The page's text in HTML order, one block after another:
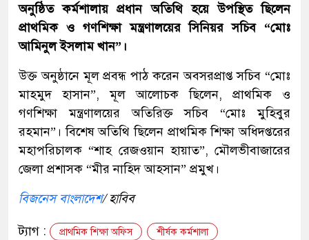
অনুষ্ঠিত কর্মশালায় প্রধান অতিথি হয়ে উপস্থিত ছিলেন
প্রাথমিক ও গণশিক্ষা মন্ত্রণালয়ের সিনিয়র সচিব “মোঃ
আমিনুল ইসলাম খান”।
উক্ত অনুষ্ঠানে মূল প্রবন্ধ পাঠ করেন অবসরপ্রাপ্ত সচিব “মোঃ
মাহমুদ হাসান”, মূল আলোচক ছিলেন, প্রাথমিক ও
গণশিক্ষা মন্ত্রণালয়ের অতিরিক্ত সচিব “মোঃ মুহিবুর
রহমান”। বিশেষ অতিথি ছিলেন প্রাথমিক শিক্ষা অধিদপ্তরের
মহাপরিচালক “শাহ রেজওয়ান হায়াত”, মৌলভীবাজারের
জেলা প্রশাসক “মীর নাহিদ আহসান” প্রমুখ।
বিজনেস বাংলাদেশ/ হাবিব
ট্যাগ : প্রাথমিক শিক্ষা অফিস শীর্ষক কর্মশালা